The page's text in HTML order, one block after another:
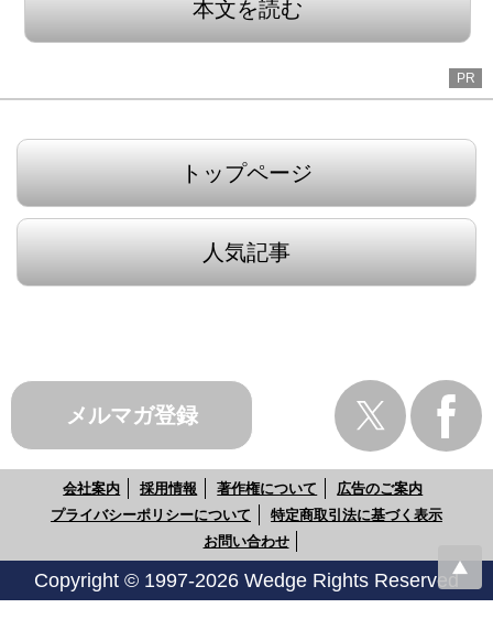
本文を読む
PR
トップページ
人気記事
メルマガ登録
会社案内 採用情報 著作権について
広告のご案内
プライバシーポリシーについて
特定商取引法に基づく表示
お問い合わせ
Copyright © 1997-2026 Wedge Rights Reserved